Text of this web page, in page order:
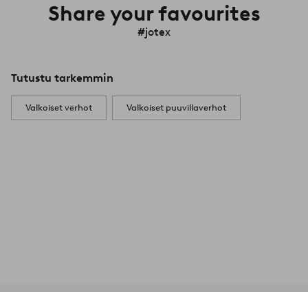
Share your favourites
#jotex
Tutustu tarkemmin
Valkoiset verhot Valkoiset puuvillaverhot